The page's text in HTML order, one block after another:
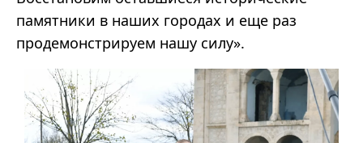
памятники в наших городах и еще раз
продемонстрируем нашу силу».